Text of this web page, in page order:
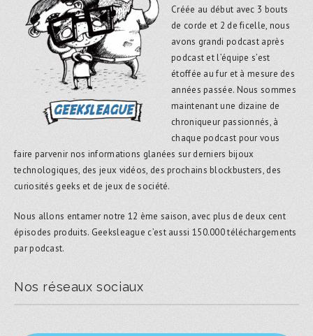
Créée au début avec 3 bouts
de corde et 2 de ficelle, nous
avons grandi podcast après
podcast et l’équipe s’est
étoffée au fur et à mesure des
années passée. Nous sommes
maintenant une dizaine de
chroniqueur passionnés, à
chaque podcast pour vous
faire parvenir nos informations glanées sur derniers bijoux
technologiques, des jeux vidéos, des prochains blockbusters, des
curiosités geeks et de jeux de société.
Nous allons entamer notre 12 ème saison, avec plus de deux cent
épisodes produits. Geeksleague c’est aussi 150.000 téléchargements
par podcast.
Nos réseaux sociaux